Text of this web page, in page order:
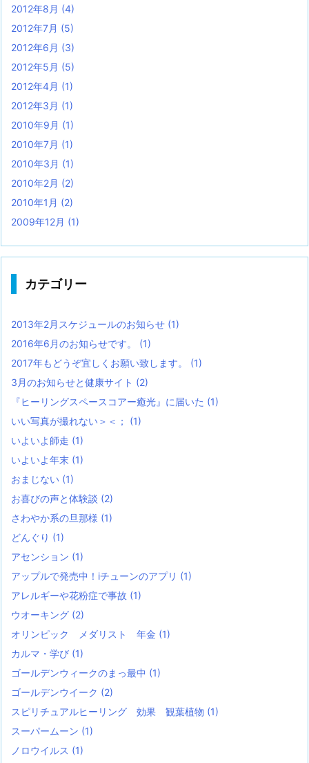
2012年8月 (4)
2012年7月 (5)
2012年6月 (3)
2012年5月 (5)
2012年4月 (1)
2012年3月 (1)
2010年9月 (1)
2010年7月 (1)
2010年3月 (1)
2010年2月 (2)
2010年1月 (2)
2009年12月 (1)
カテゴリー
2013年2月スケジュールのお知らせ (1)
2016年6月のお知らせです。 (1)
2017年もどうぞ宜しくお願い致します。 (1)
3月のお知らせと健康サイト (2)
『ヒーリングスペースコアー癒光』に届いた (1)
いい写真が撮れない＞＜； (1)
いよいよ師走 (1)
いよいよ年末 (1)
おまじない (1)
お喜びの声と体験談 (2)
さわやか系の旦那様 (1)
どんぐり (1)
アセンション (1)
アップルで発売中！iチューンのアプリ (1)
アレルギーや花粉症で事故 (1)
ウオーキング (2)
オリンピック メダリスト 年金 (1)
カルマ・学び (1)
ゴールデンウィークのまっ最中 (1)
ゴールデンウイーク (2)
スピリチュアルヒーリング 効果 観葉植物 (1)
スーパームーン (1)
ノロウイルス (1)